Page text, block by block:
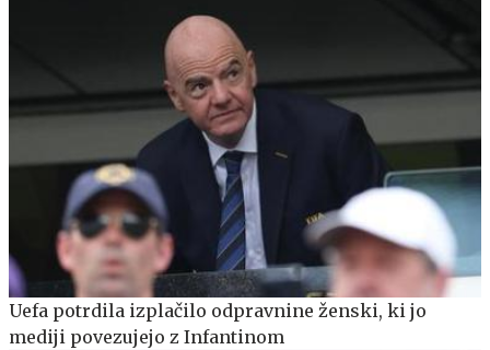
Uefa potrdila izplačilo odpravnine ženski, ki jo
mediji povezujejo z Infantinom